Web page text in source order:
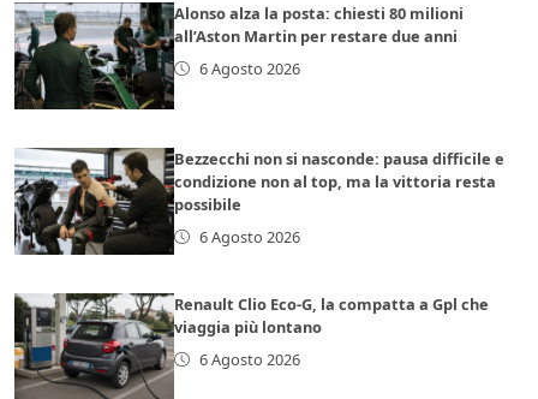
Alonso alza la posta: chiesti 80 milioni
all’Aston Martin per restare due anni
6 Agosto 2026
Bezzecchi non si nasconde: pausa difficile e
condizione non al top, ma la vittoria resta
possibile
6 Agosto 2026
Renault Clio Eco-G, la compatta a Gpl che
viaggia più lontano
6 Agosto 2026